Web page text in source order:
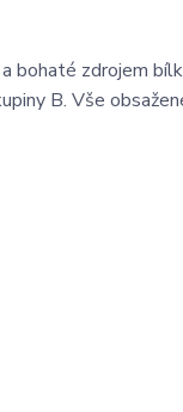
bohaté zdrojem
B. Vše